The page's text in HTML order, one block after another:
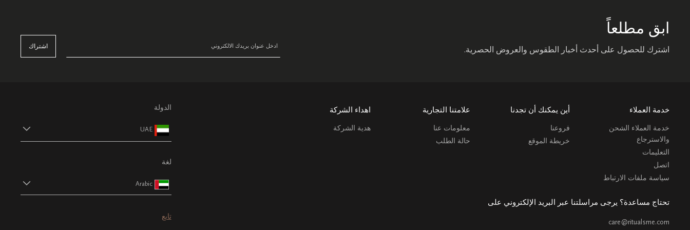
ابق مطلعاً
اشترك للحصول على أحدث أخبار الطقوس والعروض الحصرية. اشتراك
خدمة العملاء
خدمة العملاء الشحن
والاسترجاع
التعليمات
اتصل
سياسة ملفات الارتباط
أين يمكنك أن تجدنا
فروعنا
خريطة الموقع
علامتنا التجارية
معلومات عنا
حالة الطلب
اهداء الشركة
هدية الشركة
تحتاج مساعدة؟ يرجى مراسلتنا عبر البريد الإلكتروني على
care@ritualsme.com
الدولة
UAE
لغة
Arabic
تابع